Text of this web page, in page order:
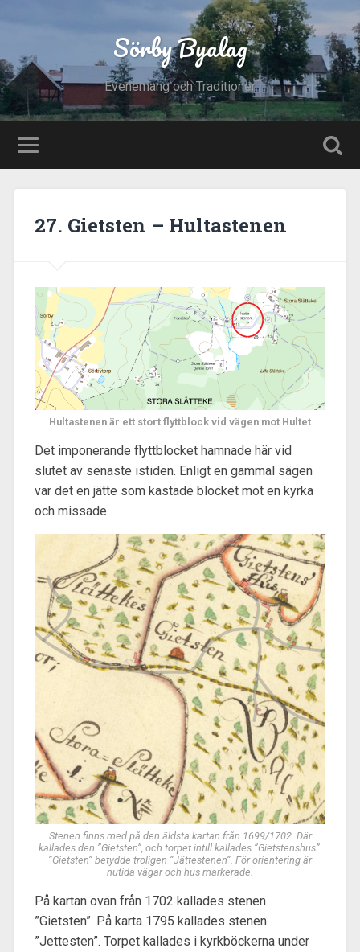
Sörby Byalag
Evenemang och Traditioner
27. Gietsten – Hultastenen
Hultastenen är ett stort flyttblock vid vägen mot Hultet
Det imponerande flyttblocket hamnade här vid
slutet av senaste istiden. Enligt en gammal sägen
var det en jätte som kastade blocket mot en kyrka
och missade.
Stenen finns med på den äldsta kartan från 1699/1702. Där
kallades den ”Gietsten”, och torpet intill kallades ”Gietstens­hus”.
”Gietsten” betydde troligen ”Jättestenen”. För orientering är
nutida vägar och hus markerade.
På kartan ovan från 1702 kallades stenen
”Gietsten”. På karta 1795 kallades stenen
”Jettesten”. Torpet kallades i kyrkböckerna under